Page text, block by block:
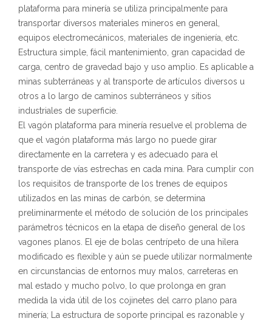
plataforma para minería se utiliza principalmente para
transportar diversos materiales mineros en general,
equipos electromecánicos, materiales de ingeniería, etc.
Estructura simple, fácil mantenimiento, gran capacidad de
carga, centro de gravedad bajo y uso amplio. Es aplicable a
minas subterráneas y al transporte de artículos diversos u
otros a lo largo de caminos subterráneos y sitios
industriales de superficie.
El vagón plataforma para minería resuelve el problema de
que el vagón plataforma más largo no puede girar
directamente en la carretera y es adecuado para el
transporte de vías estrechas en cada mina. Para cumplir con
los requisitos de transporte de los trenes de equipos
utilizados en las minas de carbón, se determina
preliminarmente el método de solución de los principales
parámetros técnicos en la etapa de diseño general de los
vagones planos. El eje de bolas centrípeto de una hilera
modificado es flexible y aún se puede utilizar normalmente
en circunstancias de entornos muy malos, carreteras en
mal estado y mucho polvo, lo que prolonga en gran
medida la vida útil de los cojinetes del carro plano para
minería; La estructura de soporte principal es razonable y